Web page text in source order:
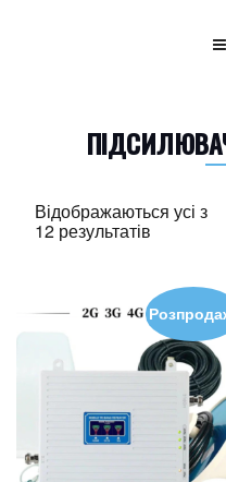
Відображаються усі з
12 результатів Sorted